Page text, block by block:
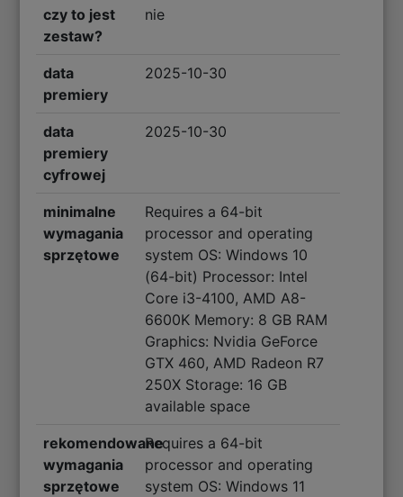
czy to jest
zestaw?
nie
data
premiery
2025-10-30
data
premiery
cyfrowej
2025-10-30
minimalne
wymagania
sprzętowe
Requires a 64-bit
processor and operating
system OS: Windows 10
(64-bit) Processor: Intel
Core i3-4100, AMD A8-
6600K Memory: 8 GB RAM
Graphics: Nvidia GeForce
GTX 460, AMD Radeon R7
250X Storage: 16 GB
available space
rekomendowane
wymagania
sprzętowe
Requires a 64-bit
processor and operating
system OS: Windows 11